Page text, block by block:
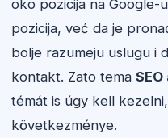
oko pozicija na Google-
pozicija, već da je
bolje razumeju uslugu i
kontakt. Zato tema
témát is úgy kell
következménye.